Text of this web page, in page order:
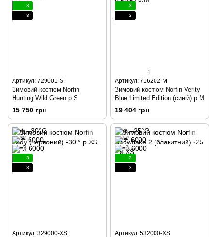
3
3
Артикул: 729001-S
Зимовий костюм Norfin
Hunting Wild Green р.S
15 750 грн
3
3
1
Артикул: 716202-M
Зимовий костюм Norfin Verity
Blue Limited Edition (синій) р.М
19 404 грн
3
3
Артикул: 329000-XS
3
3
Артикул: 532000-XS